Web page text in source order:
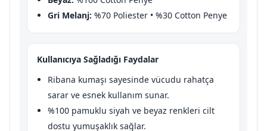
Gri Melanj: %70 Poliester • %30 Cotton Penye
Kullanıcıya Sağladığı Faydalar
Ribana kumaşı sayesinde vücudu rahatça
sarar ve esnek kullanım sunar.
%100 pamuklu siyah ve beyaz renkleri cilt
dostu yumuşaklık sağlar.